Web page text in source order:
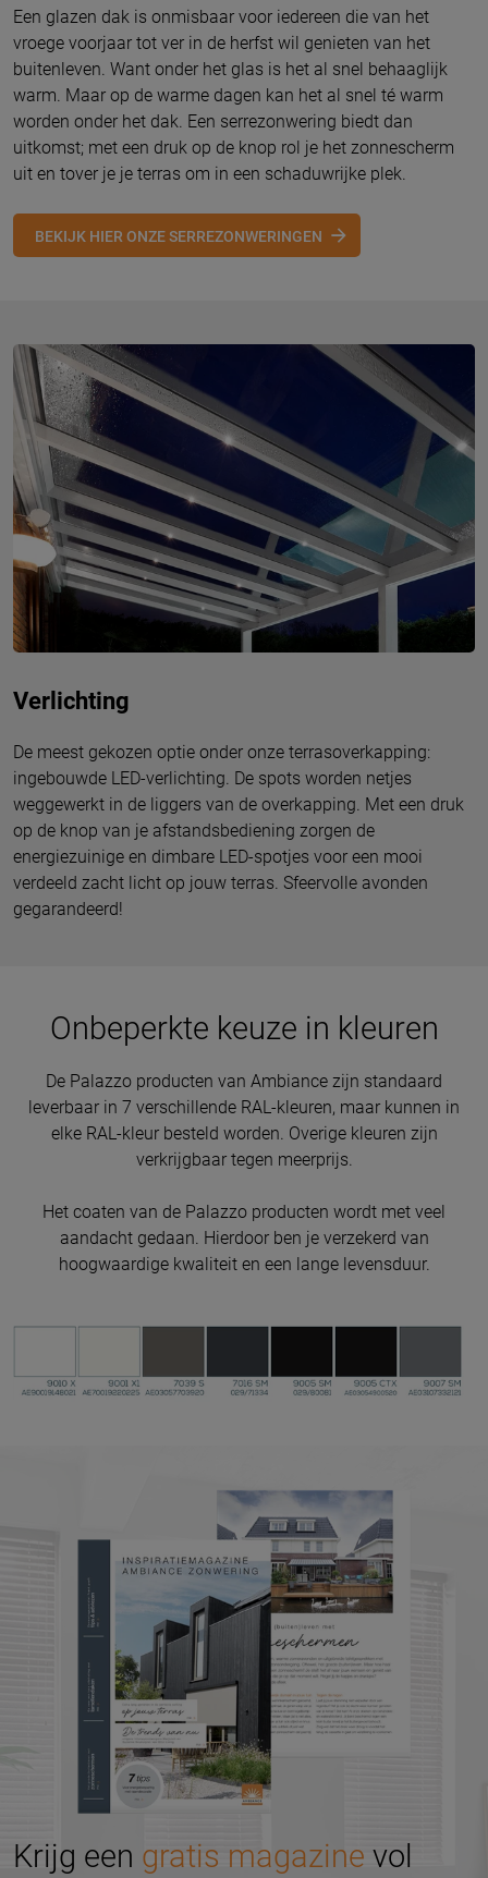
Een glazen dak is onmisbaar voor iedereen die van het
vroege voorjaar tot ver in de herfst wil genieten van het
buitenleven. Want onder het glas is het al snel behaaglijk
warm. Maar op de warme dagen kan het al snel té warm
worden onder het dak. Een serrezonwering biedt dan
uitkomst; met een druk op de knop rol je het zonnescherm
uit en tover je je terras om in een schaduwrijke plek.
BEKIJK HIER ONZE SERREZONWERINGEN
Verlichting
De meest gekozen optie onder onze terrasoverkapping:
ingebouwde LED-verlichting. De spots worden netjes
weggewerkt in de liggers van de overkapping. Met een druk
op de knop van je afstandsbediening zorgen de
energiezuinige en dimbare LED-spotjes voor een mooi
verdeeld zacht licht op jouw terras. Sfeervolle avonden
gegarandeerd!
Onbeperkte keuze in kleuren
De Palazzo producten van Ambiance zijn standaard
leverbaar in 7 verschillende RAL-kleuren, maar kunnen in
elke RAL-kleur besteld worden. Overige kleuren zijn
verkrijgbaar tegen meerprijs.
Het coaten van de Palazzo producten wordt met veel
aandacht gedaan. Hierdoor ben je verzekerd van
hoogwaardige kwaliteit en een lange levensduur.
Krijg een gratis magazine vol